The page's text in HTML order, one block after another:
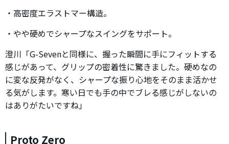
・高密度エラストマー構造。
・やや硬めでシャープなスイングをサポート。
澄川「G-Sevenと同様に、握った瞬間に手にフィットする
感じがあって、グリップの密着性に驚きました。硬めなの
に変な反発がなく、シャープな振り心地をそのまま活かせ
る気がします。寒い日でも手の中でブレる感じがしないの
はありがたいですね」
Proto Zero